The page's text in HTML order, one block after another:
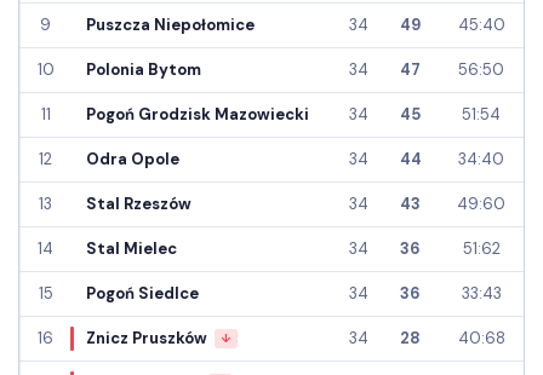
9 Puszcza Niepołomice 34 49 45:40
10 Polonia Bytom 34 47 56:50
11 Pogoń Grodzisk Mazowiecki 34 45 51:54
12 Odra Opole 34 44 34:40
13 Stal Rzeszów 34 43 49:60
14 Stal Mielec 34 36 51:62
15 Pogoń Siedlce 34 36 33:43
16 Znicz Pruszków ↓ 34 28 40:68